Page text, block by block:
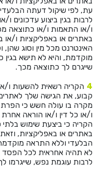
עת, לפי שיקול דעתה
לרבות בגין ביצוע עדכונים ו/
ו/או התאמות ו/או כתוצאה
באתרים או באפליקציות ו/
האינטרנט מכל מין וסוג שהן,
מוקדמת, והיא לא תישא בגין
שייגרם לך כתוצאה מכך.
הקריה רשאית להשעות ו/
קבוע, את הגישה שלך
מקרה בו עולה חשש כי הפרת
ו/או כל דין ו/או הוראה
הקריה כי ביצעת שימוש בלתי
באתרים או באפליקציות,
הבלעדי וללא התראה
לא תהיה אחראית לכל הפסד
לרבות עוגמת נפש, שייגרמו